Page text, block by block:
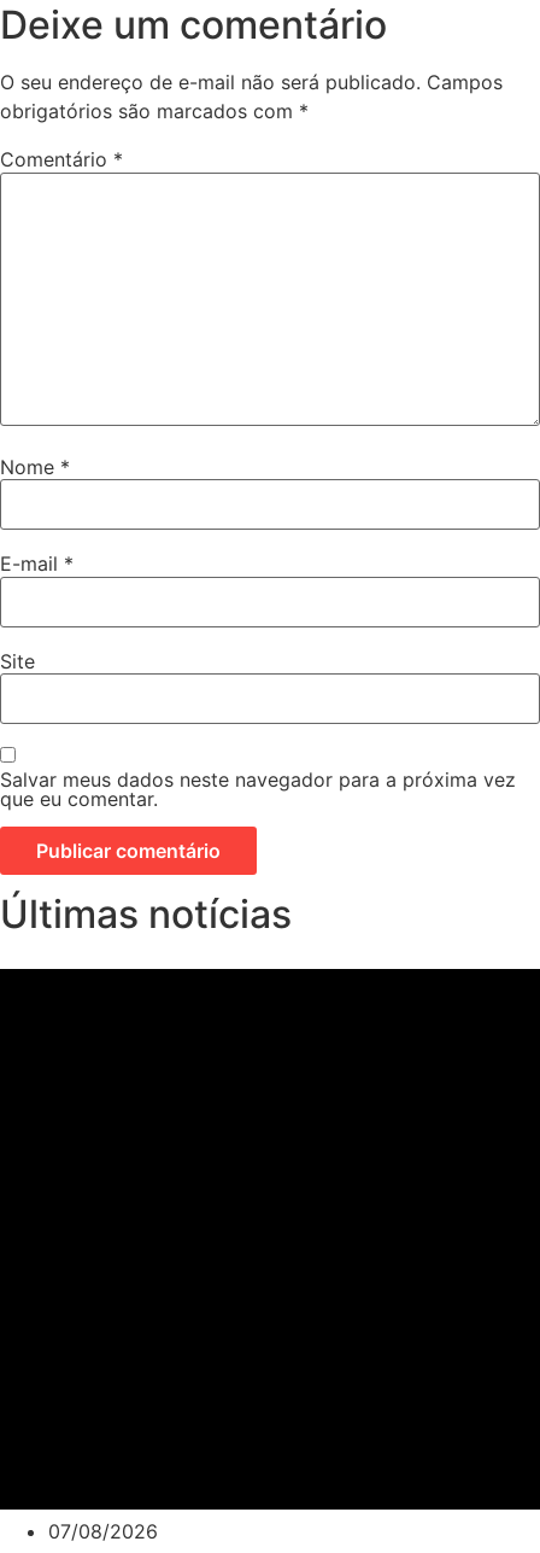
Deixe um comentário
O seu endereço de e-mail não será publicado. Campos
obrigatórios são marcados com *
Comentário *
Nome *
E-mail *
Site
Salvar meus dados neste navegador para a próxima vez
que eu comentar.
Últimas notícias
07/08/2026